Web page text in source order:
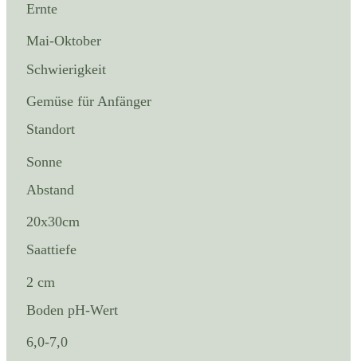
Ernte
Mai-Oktober
Schwierigkeit
Gemüse für Anfänger
Standort
Sonne
Abstand
20x30cm
Saattiefe
2 cm
Boden pH-Wert
6,0-7,0